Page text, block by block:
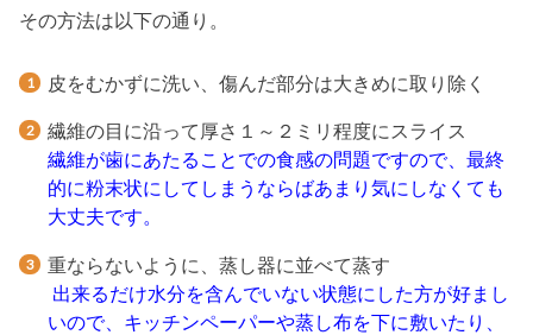
その方法は以下の通り。
皮をむかずに洗い、傷んだ部分は大きめに取り除く
繊維の目に沿って厚さ１～２ミリ程度にスライス
繊維が歯にあたることでの食感の問題ですので、最終
的に粉末状にしてしまうならばあまり気にしなくても
大丈夫です。
重ならないように、蒸し器に並べて蒸す
出来るだけ水分を含んでいない状態にした方が好まし
いので、キッチンペーパーや蒸し布を下に敷いたり、